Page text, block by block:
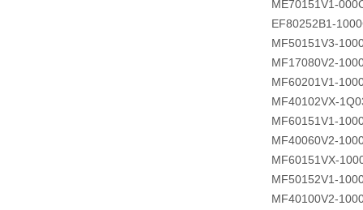
ME70151V1-
EF80252B1-
MF50151V3-
MF17080V2-
MF60201V1-
MF40102VX-
MF60151V1-
MF40060V2-
MF60151VX-
MF50152V1-
MF40100V2-